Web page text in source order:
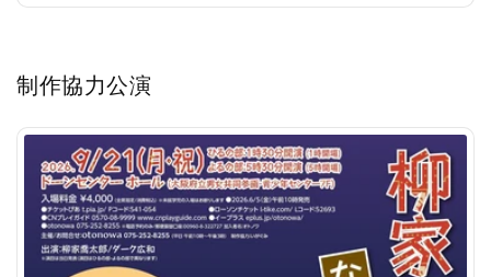
制作協力公演